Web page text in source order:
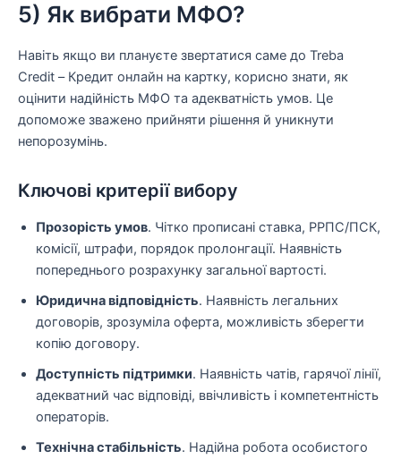
5) Як вибрати МФО?
Навіть якщо ви плануєте звертатися саме до Treba
Credit – Кредит онлайн на картку, корисно знати, як
оцінити надійність МФО та адекватність умов. Це
допоможе зважено прийняти рішення й уникнути
непорозумінь.
Ключові критерії вибору
Прозорість умов. Чітко прописані ставка, РРПС/ПСК,
комісії, штрафи, порядок пролонгації. Наявність
попереднього розрахунку загальної вартості.
Юридична відповідність. Наявність легальних
договорів, зрозуміла оферта, можливість зберегти
копію договору.
Доступність підтримки. Наявність чатів, гарячої лінії,
адекватний час відповіді, ввічливість і компетентність
операторів.
Технічна стабільність. Надійна робота особистого